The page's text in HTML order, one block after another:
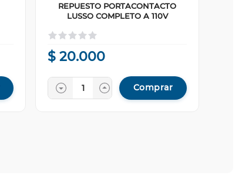
REPUESTO PORTACONTACTO
LUSSO COMPLETO A 110V
$ 20.000
Comprar